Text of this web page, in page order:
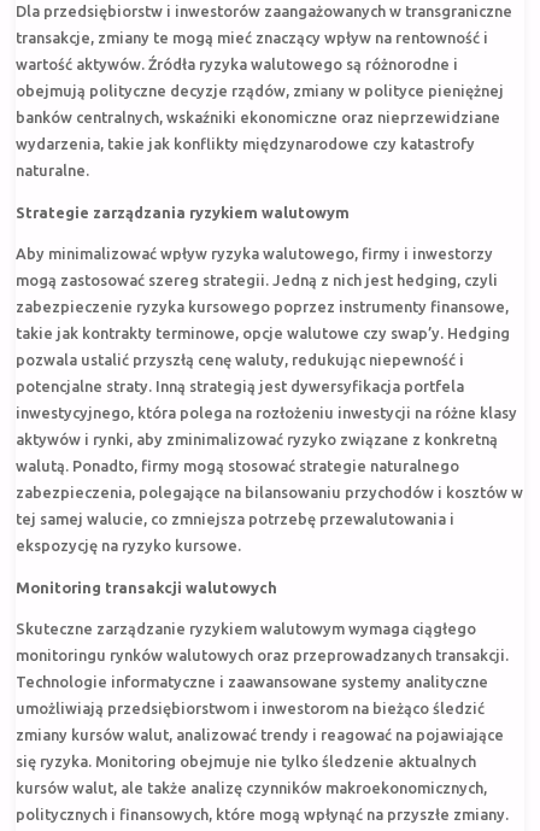
Dla przedsiębiorstw i inwestorów zaangażowanych w transgraniczne
transakcje, zmiany te mogą mieć znaczący wpływ na rentowność i
wartość aktywów. Źródła ryzyka walutowego są różnorodne i
obejmują polityczne decyzje rządów, zmiany w polityce pieniężnej
banków centralnych, wskaźniki ekonomiczne oraz nieprzewidziane
wydarzenia, takie jak konflikty międzynarodowe czy katastrofy
naturalne.
Strategie zarządzania ryzykiem walutowym
Aby minimalizować wpływ ryzyka walutowego, firmy i inwestorzy
mogą zastosować szereg strategii. Jedną z nich jest hedging, czyli
zabezpieczenie ryzyka kursowego poprzez instrumenty finansowe,
takie jak kontrakty terminowe, opcje walutowe czy swap’y. Hedging
pozwala ustalić przyszłą cenę waluty, redukując niepewność i
potencjalne straty. Inną strategią jest dywersyfikacja portfela
inwestycyjnego, która polega na rozłożeniu inwestycji na różne klasy
aktywów i rynki, aby zminimalizować ryzyko związane z konkretną
walutą. Ponadto, firmy mogą stosować strategie naturalnego
zabezpieczenia, polegające na bilansowaniu przychodów i kosztów w
tej samej walucie, co zmniejsza potrzebę przewalutowania i
ekspozycję na ryzyko kursowe.
Monitoring transakcji walutowych
Skuteczne zarządzanie ryzykiem walutowym wymaga ciągłego
monitoringu rynków walutowych oraz przeprowadzanych transakcji.
Technologie informatyczne i zaawansowane systemy analityczne
umożliwiają przedsiębiorstwom i inwestorom na bieżąco śledzić
zmiany kursów walut, analizować trendy i reagować na pojawiające
się ryzyka. Monitoring obejmuje nie tylko śledzenie aktualnych
kursów walut, ale także analizę czynników makroekonomicznych,
politycznych i finansowych, które mogą wpłynąć na przyszłe zmiany.